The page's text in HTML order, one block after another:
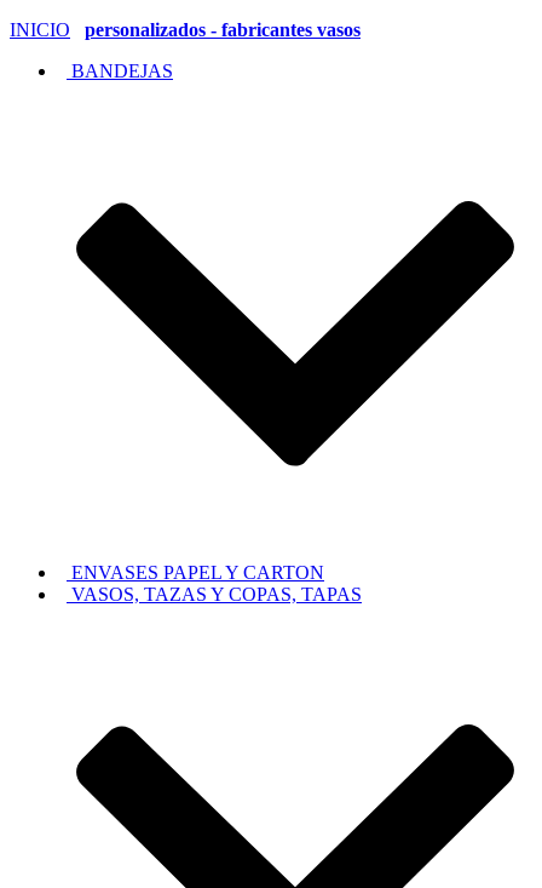
INICIO
personalizados - fabricantes vasos
BANDEJAS
ENVASES PAPEL Y CARTON
VASOS, TAZAS Y COPAS, TAPAS